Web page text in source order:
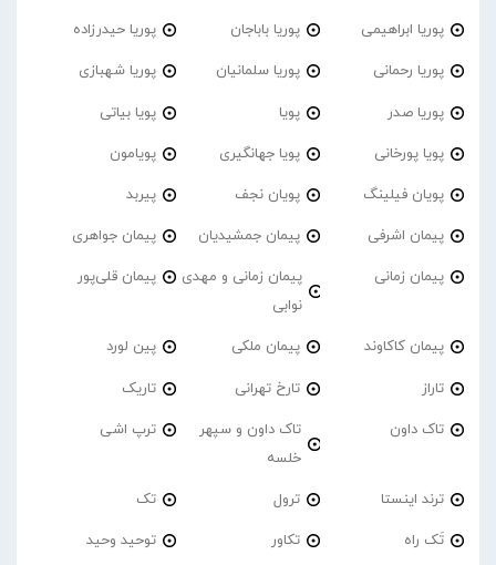
پوریا ابراهیمی پوریا باباجان پوریا حیدرزاده
پوریا رحمانی پوریا سلمانیان پوریا شهبازی
پوریا صدر پویا پویا بیاتی
پویا پورخانی پویا جهانگیری پویامون
پویان فیلینگ پویان نجف پیربد
پیمان اشرفی پیمان جمشیدیان پیمان جواهری
پیمان زمانی
پیمان زمانی و مهدی
نوابی
پیمان قلی‌پور
پیمان کاکاوند پیمان ملکی پین لورد
تاراز تارخ تهرانی تاریک
تاک داون
تاک داون و سپهر
خلسه
ترپ اشی
ترند اینستا ترول تک
تَک راه تکاور توحید وحید